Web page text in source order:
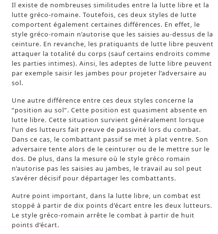
Il existe de nombreuses similitudes entre la lutte libre et la
lutte gréco-romaine. Toutefois, ces deux styles de lutte
comportent également certaines différences. En effet, le
style gréco-romain n’autorise que les saisies au-dessus de la
ceinture. En revanche, les pratiquants de lutte libre peuvent
attaquer la totalité du corps (sauf certains endroits comme
les parties intimes). Ainsi, les adeptes de lutte libre peuvent
par exemple saisir les jambes pour projeter l’adversaire au
sol.
Une autre différence entre ces deux styles concerne la
“position au sol”. Cette position est quasiment absente en
lutte libre. Cette situation survient généralement lorsque
l’un des lutteurs fait preuve de passivité lors du combat.
Dans ce cas, le combattant passif se met à plat ventre. Son
adversaire tente alors de le ceinturer ou de le mettre sur le
dos. De plus, dans la mesure où le style gréco romain
n’autorise pas les saisies au jambes, le travail au sol peut
s’avérer décisif pour départager les combattants.
Autre point important, dans la lutte libre, un combat est
stoppé à partir de dix points d’écart entre les deux lutteurs.
Le style gréco-romain arrête le combat à partir de huit
points d’écart.